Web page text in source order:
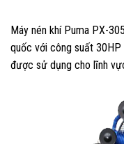
Máy nén khí Puma PX-
quốc với công suất
được sử dụng cho lĩnh